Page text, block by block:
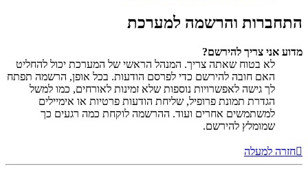
התחברות והרשמה למערכת
מדוע אני צריך להירשם?
לא בטוח שאתה צריך. המנהל הראשי של המערכת יכול להחליט
האם חובה להירשם כדי לפרסם הודעות. בכל אופן, הרשמה תפתח
לך גישה לאפשרויות נוספות שלא זמינות לאורחים, כמו למשל
הגדרת תמונת פרופיל, שליחת הודעות פרטיות או אימיילים
למשתמשים אחרים ועוד. ההרשמה לוקחת כמה רגעים כך
שמומלץ להירשם.
חזרה למעלה